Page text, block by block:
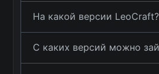
На какой версии LeoCraft?
С каких версий можно